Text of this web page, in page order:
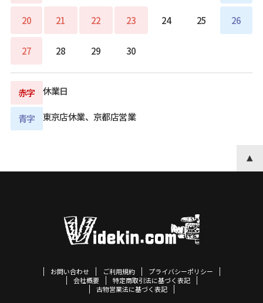
20 21 22 23 24 25 26
27 28 29 30
赤字 休業日
青字 東京店休業、京都店営業
お問い合わせ ご利用規約
プライバシーポリシー
会社概要
特定商取引法に基づく表記
古物営業法に基づく表記